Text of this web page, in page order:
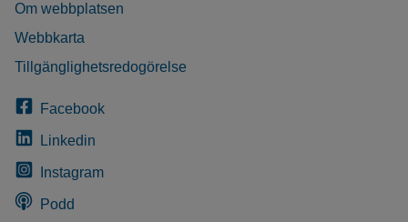
Om webbplatsen
Webbkarta
Tillgänglighetsredogörelse
Facebook
Linkedin
Instagram
Podd